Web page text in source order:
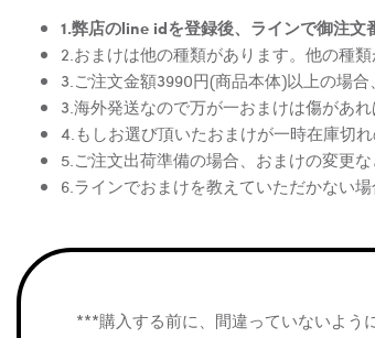
1.弊店のline idを登録後、ラインで御注文
2.おまけは他の種類があります。他の種
3.ご注文金額3990円(商品本体)以上の場
3.海外発送なので万が一おまけは傷があ
4.もしお選び頂いたおまけが一時在庫切
5.ご注文出荷準備の場合、おまけの変更な
6.ラインでおまけを教えていただかない
***購入する前に、間違っていないよう